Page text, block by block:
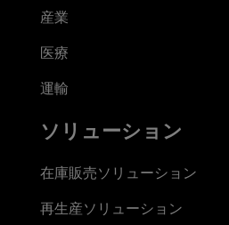
産業
医療
運輸
ソリューション
在庫販売ソリューション
再生産ソリューション